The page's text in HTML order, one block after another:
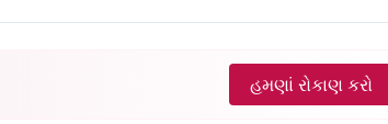
હમણાં રોકાણ કરો